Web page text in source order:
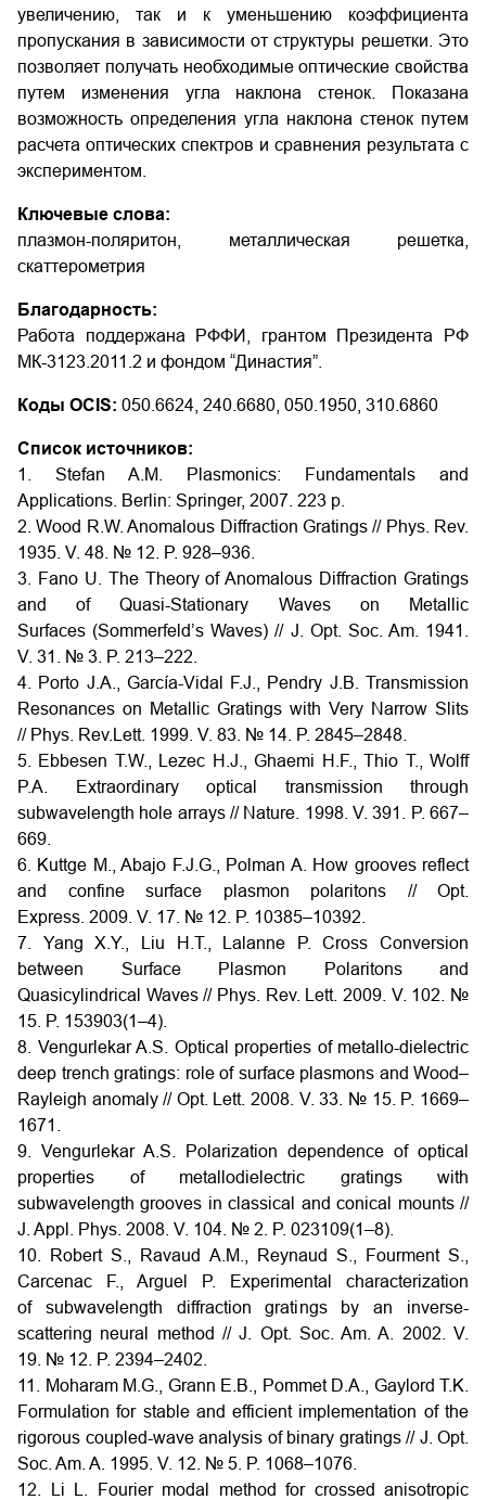
увеличению, так и к уменьшению коэффициента
пропускания в зависимости от структуры решетки. Это
позволяет получать необходимые оптические свойства
путем изменения угла наклона стенок. Показана
возможность определения угла наклона стенок путем
расчета оптических спектров и сравнения результата с
экспериментом.
Ключевые слова:
плазмон-поляритон, металлическая решетка,
скаттерометрия
Благодарность:
Работа поддержана РФФИ, грантом Президента РФ
МК-3123.2011.2 и фондом “Династия”.
Коды OCIS: 050.6624, 240.6680, 050.1950, 310.6860
Список источников:
1. Stefan A.M. Plasmonics: Fundamentals and
Applications. Berlin: Springer, 2007. 223 p.
2. Wood R.W. Anomalous Diffraction Gratings // Phys. Rev.
1935. V. 48. № 12. P. 928–936.
3. Fano U. The Theory of Anomalous Diffraction Gratings
and of Quasi-Stationary Waves on Metallic
Surfaces (Sommerfeld’s Waves) // J. Opt. Soc. Am. 1941.
V. 31. № 3. P. 213–222.
4. Porto J.A., García-Vidal F.J., Pendry J.B. Transmission
Resonances on Metallic Gratings with Very Narrow Slits
// Phys. Rev.Lett. 1999. V. 83. № 14. P. 2845–2848.
5. Ebbesen T.W., Lezec H.J., Ghaemi H.F., Thio T., Wolff
P.A. Extraordinary optical transmission through
subwavelength hole arrays // Nature. 1998. V. 391. P. 667–
669.
6. Kuttge M., Abajo F.J.G., Polman A. How grooves reflect
and confine surface plasmon polaritons // Opt.
Express. 2009. V. 17. № 12. P. 10385–10392.
7. Yang X.Y., Liu H.T., Lalanne P. Cross Conversion
between Surface Plasmon Polaritons and
Quasicylindrical Waves // Phys. Rev. Lett. 2009. V. 102. №
15. P. 153903(1–4).
8. Vengurlekar A.S. Optical properties of metallo-dielectric
deep trench gratings: role of surface plasmons and Wood–
Rayleigh anomaly // Opt. Lett. 2008. V. 33. № 15. P. 1669–
1671.
9. Vengurlekar A.S. Polarization dependence of optical
properties of metallodielectric gratings with
subwavelength grooves in classical and conical mounts //
J. Appl. Phys. 2008. V. 104. № 2. P. 023109(1–8).
10. Robert S., Ravaud A.M., Reynaud S., Fourment S.,
Carcenac F., Arguel P. Experimental characterization
of subwavelength diffraction gratings by an inverse-
scattering neural method // J. Opt. Soc. Am. A. 2002. V.
19. № 12. P. 2394–2402.
11. Moharam M.G., Grann E.B., Pommet D.A., Gaylord T.K.
Formulation for stable and efficient implementation of the
rigorous coupled-wave analysis of binary gratings // J. Opt.
Soc. Am. A. 1995. V. 12. № 5. P. 1068–1076.
12. Li L. Fourier modal method for crossed anisotropic